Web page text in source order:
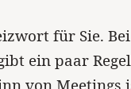
für Sie.
ein paar